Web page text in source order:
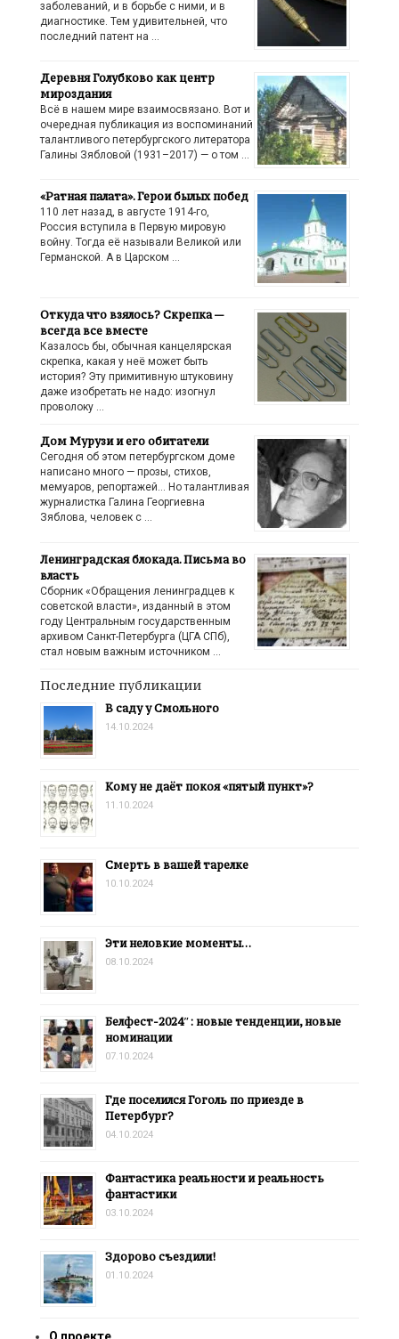
заболеваний, и в борьбе с ними, и в
диагностике. Тем удивительней, что
последний патент на …
Деревня Голубково как центр
мироздания
Всё в нашем мире взаимосвязано. Вот и
очередная публикация из воспоминаний
талантливого петербургского литератора
Галины Зябловой (1931–2017) — о том …
«Ратная палата». Герои былых побед
110 лет назад, в августе 1914-го,
Россия вступила в Первую мировую
войну. Тогда её называли Великой или
Германской. А в Царском …
Откуда что взялось? Скрепка —
всегда все вместе
Казалось бы, обычная канцелярская
скрепка, какая у неё может быть
история? Эту примитивную штуковину
даже изобретать не надо: изогнул
проволоку …
Дом Мурузи и его обитатели
Сегодня об этом петербургском доме
написано много — прозы, стихов,
мемуаров, репортажей… Но талантливая
журналистка Галина Георгиевна
Зяблова, человек с …
Ленинградская блокада. Письма во
власть
Сборник «Обращения ленинградцев к
советской власти», изданный в этом
году Центральным государственным
архивом Санкт-Петербурга (ЦГА СПб),
стал новым важным источником …
Последние публикации
В саду у Смольного
14.10.2024
Кому не даёт покоя «пятый пункт»?
11.10.2024
Смерть в вашей тарелке
10.10.2024
Эти неловкие моменты…
08.10.2024
Белфест-2024″: новые тенденции, новые
номинации
07.10.2024
Где поселился Гоголь по приезде в
Петербург?
04.10.2024
Фантастика реальности и реальность
фантастики
03.10.2024
Здорово съездили!
01.10.2024